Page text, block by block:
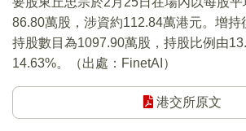
86.80萬股，涉資約112.84萬港元。增持
持股數目為1097.90萬股，持股比例由
14.63%。（出處：FinetAI）
港交所原文